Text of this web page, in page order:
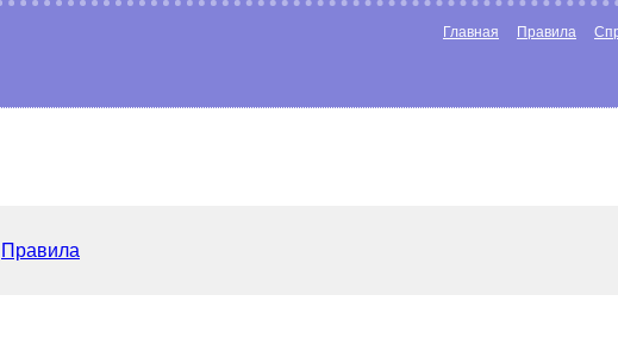
Главная Правила
Правила